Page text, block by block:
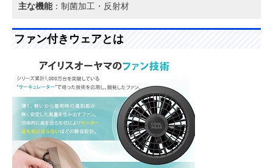
主な機能：制菌加工・反射材
ファン付きウェアとは